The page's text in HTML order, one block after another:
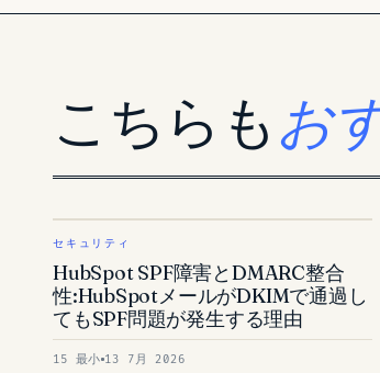
こちらもお
セキュリティ
HubSpot SPF障害とDMARC整合
性:HubSpotメールがDKIMで通過し
てもSPF問題が発生する理由
15 最小 13 7月 2026